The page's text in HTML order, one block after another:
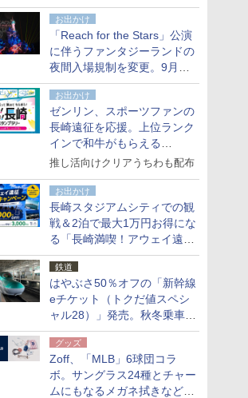
でアサートン高原の日本語ガ
イド付きツアーに参加してみ
た
お出かけ
「Reach for the Stars」公演
に伴うファンタジーランドの
夜間入場規制を変更。9月か
ら18時50分～20時ごろに
お出かけ
ゼンリン、スポーツファンの
長崎遠征を応援。上位ランク
インで和牛がもらえる
「GO！GO！長崎スタンプラ
推し活向けクリアうちわも配布
お出かけ
長崎スタジアムシティでの観
戦＆2泊で最大1万円お得にな
る「長崎満喫！アウェイ遠征
応援キャンペーン」
鉄道
はやぶさ50％オフの「新幹線
eチケット（トクだ値スペシ
ャル28）」発売。秋冬乗車
分、えきねっと限定
グッズ
Zoff、「MLB」6球団コラ
ボ。サングラス24種とチャー
ムにもなるメガネ拭きなど雑